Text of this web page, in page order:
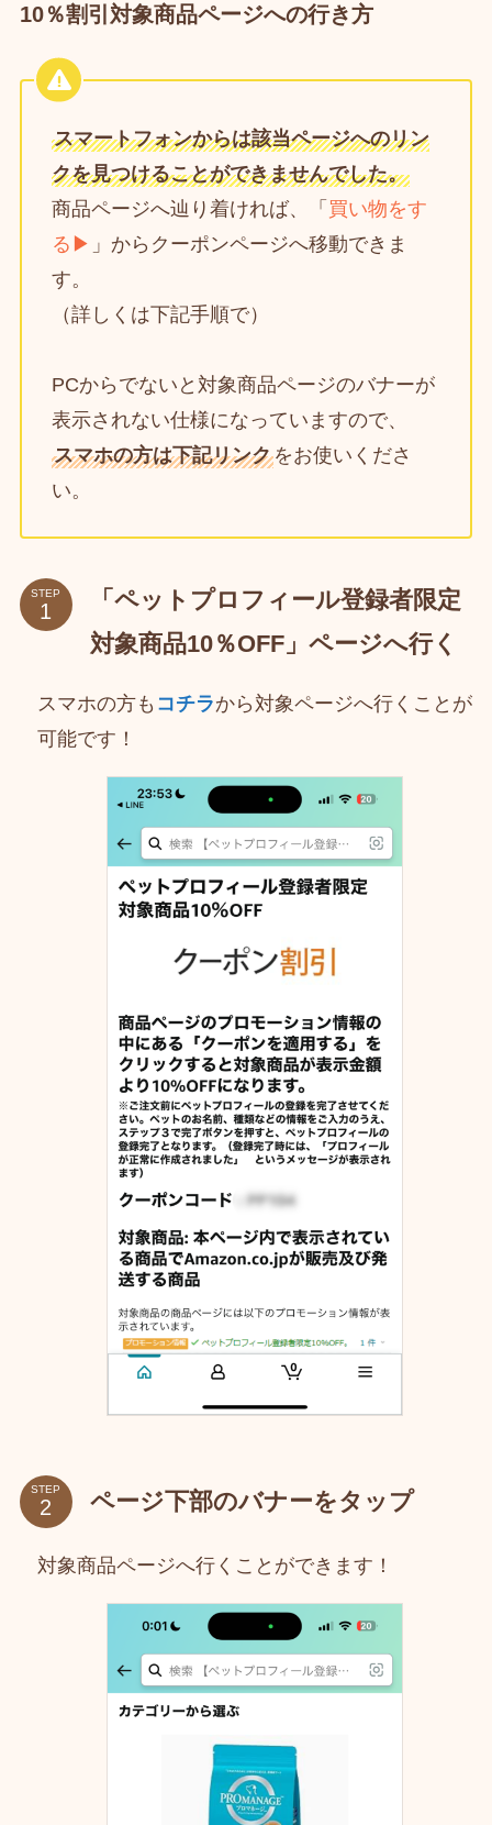
10％割引対象商品ページへの行き方
スマートフォンからは該当ページへのリン
クを見つけることができませんでした。
商品ページへ辿り着ければ、「 買い物をす
る▶ 」からクーポンページへ移動できま
す。
（詳しくは下記手順で）
PCからでないと対象商品ページのバナーが
表示されない仕様になっていますので、
スマホの方は下記リンクをお使いくださ
い。
STEP
「ペットプロフィール登録者限定
対象商品10％OFF」ページへ行く
スマホの方も コチラから対象ページへ行くことが
可能です！
STEP ページ下部のバナーをタップ
対象商品ページへ行くことができます！